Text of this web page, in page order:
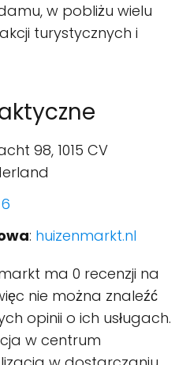
w pobliżu wielu
turystycznych i
98, 1015 CV
: huizenmarkt.nl
ma 0 recenzji na
nie można znaleźć
opinii o ich usługach.
w centrum